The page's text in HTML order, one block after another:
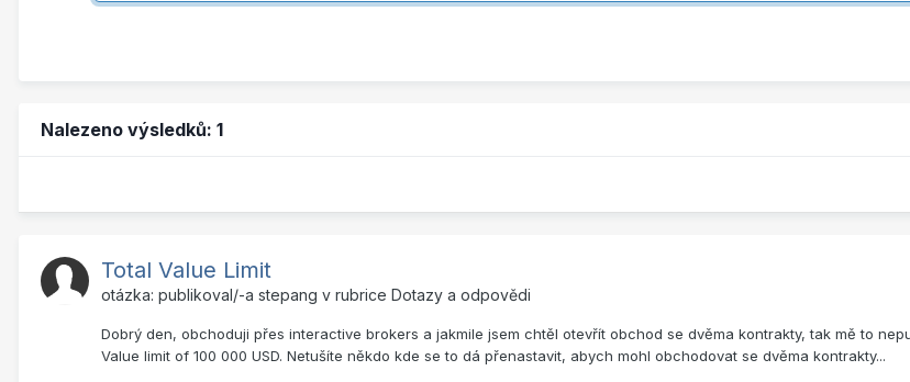
Nalezeno výsledků: 1
Total Value Limit
otázka: publikoval/-a stepang v rubrice Dotazy a odpovědi
Dobrý den, obchoduji přes interactive brokers a jakmile jsem chtěl otevřít obchod se dvěma kontrakty, tak mě to
Value limit of 100 000 USD. Netušíte někdo kde se to dá přenastavit, abych mohl obchodovat se dvěma kontrakty...